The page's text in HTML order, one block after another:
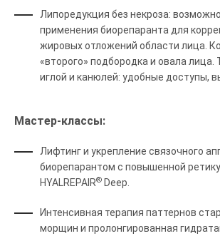
Липоредукция без некроза:
применения биорепаранта для
жировых отложений области лица.
«второго» подбородка и овала лица.
иглой и канюлей: удобные доступы,
Мастер-классы:
Лифтинг и укрепление связочного
биорепарантом с повышенной
HYALREPAIR® Deep.
Интенсивная терапия паттернов
морщин и пролонгированная